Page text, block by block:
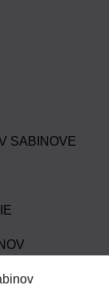
SABINOVE